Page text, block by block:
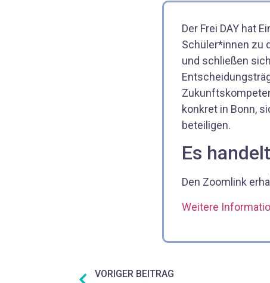
Der Frei DAY hat
Schüler*innen zu
und schließen
konkret in Bonn,
beteiligen.
Es
Den Zoomlink
Weitere
VORIGER BEITRAG